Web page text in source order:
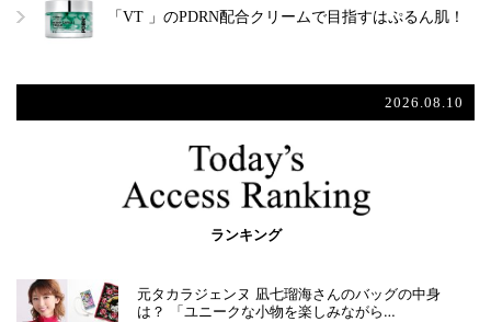
「VT 」のPDRN配合クリームで目指すはぷるん肌！
2026.08.10
ランキング
元タカラジェンヌ 凪七瑠海さんのバッグの中身
は？ 「ユニークな小物を楽しみながら…